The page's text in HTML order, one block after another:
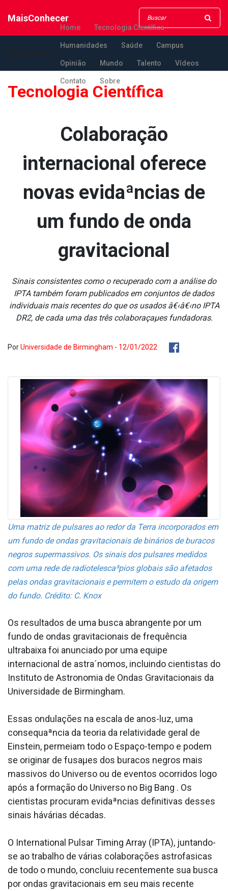
MaisConhecer
Home Tecnologia Científica
Humanidades Saúde Campus
Opinião Mundo Talento Vídeos
Contato Sobre
Tecnologia Científica
Colaboração
internacional oferece
novas evidaªncias de
um fundo de onda
gravitacional
Sinais consistentes como o recuperado com a análise do
IPTA também foram publicados em conjuntos de dados
individuais mais recentes do que os usados â€‹â€‹no IPTA
DR2, de cada uma das três colaboraçaµes fundadoras.
PorUniversidade de Birmingham - 12/01/2022
Uma matriz de pulsares ao redor da Terra incorporados em
um fundo de ondas gravitacionais de binários de buracos
negros supermassivos. Os sinais dos pulsares medidos
com uma rede de radiotelesca³pios globais são afetados
pelas ondas gravitacionais e permitem o estudo da origem
do fundo. Crédito: C. Knox
Os resultados de uma busca abrangente por um
fundo de ondas gravitacionais de frequência
ultrabaixa foi anunciado por uma equipe
internacional de astra´nomos, incluindo cientistas do
Instituto de Astronomia de Ondas Gravitacionais da
Universidade de Birmingham.
Essas ondulações na escala de anos-luz, uma
consequaªncia da teoria da relatividade geral de
Einstein, permeiam todo o Espaço-tempo e podem
se originar de fusaµes dos buracos negros mais
massivos do Universo ou de eventos ocorridos logo
após a formação do Universo no Big Bang . Os
cientistas procuram evidaªncias definitivas desses
sinais hávárias décadas.
O International Pulsar Timing Array (IPTA), juntando-
se ao trabalho de várias colaborações astrofa­sicas
de todo o mundo, concluiu recentemente sua busca
por ondas gravitacionais em seu mais recente